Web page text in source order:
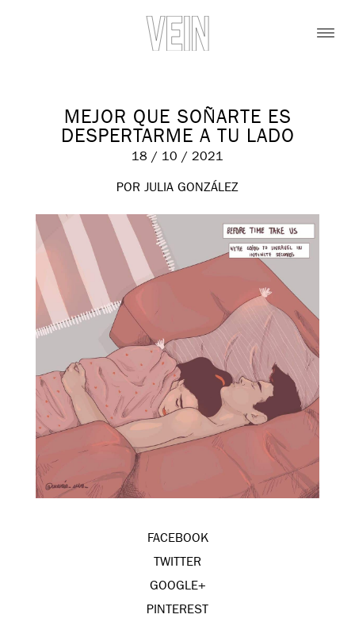
MEJOR QUE SOÑARTE ES
DESPERTARME A TU LADO
18 / 10 / 2021
POR JULIA GONZÁLEZ
FACEBOOK
TWITTER
GOOGLE+
PINTEREST